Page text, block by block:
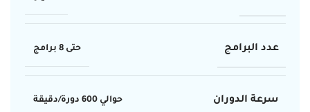
عدد البرامج حتى 8 برامج
سرعة الدوران حوالي 600 دورة/دقيقة